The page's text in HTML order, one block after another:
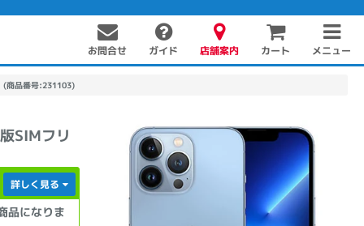
お問合せ ガイド 店舗案内 カート メニュー
(商品番号:231103)
SIMフリ
品になりま
詳しく見る